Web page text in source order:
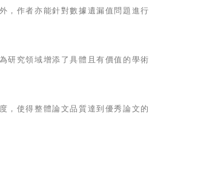
，作者亦能針對數據遺漏值問題進行
研究領域增添了具體且有價值的學術
，使得整體論文品質達到優秀論文的